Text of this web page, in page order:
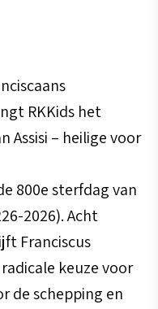
RKKids het
Assisi – heilige voor
800e sterfdag van
2026). Acht
Franciscus
keuze voor
de schepping en